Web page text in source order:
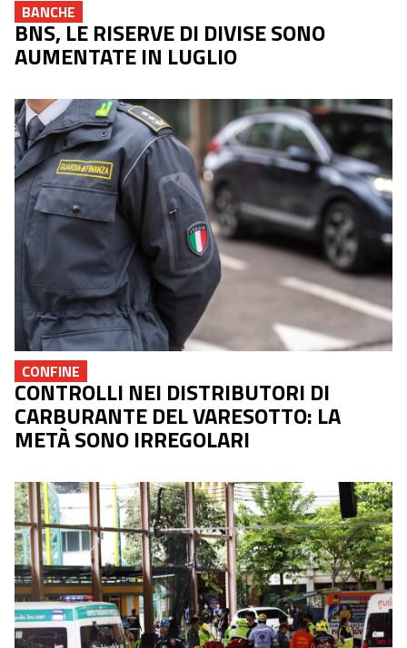
BANCHE
BNS, LE RISERVE DI DIVISE SONO
AUMENTATE IN LUGLIO
CONFINE
CONTROLLI NEI DISTRIBUTORI DI
CARBURANTE DEL VARESOTTO: LA
METÀ SONO IRREGOLARI